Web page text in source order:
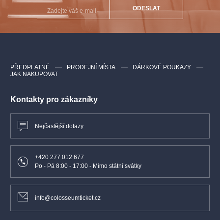
– vstupenky jsou k dispozici do vyprodáníODESLAT
Kontakty pro zákazníky
Nejčastější dotazy
+420 277 012 677
Po - Pá 8:00 - 17:00 - Mimo státní svátky
info@colosseumticket.cz
PŘEDPLATNÉ PRODEJNÍ MÍSTA
DÁRKOVÉ POUKAZY
JAK NAKUPOVAT